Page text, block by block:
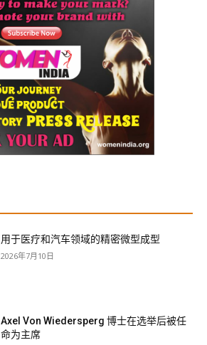
用于医疗和汽车领域的精密微型成型
2026年7月10日
Axel Von Wiedersperg 博士在选举后被任
命为主席